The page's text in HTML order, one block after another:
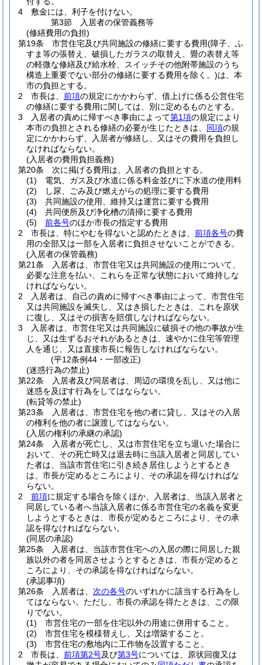
4
敷金には、利子を付けない。
第3節
入居者の保管義務等
(修繕費用の負担)
第19条
市営住宅及び共同施設の修繕に要する費用(障子、ふ
すま等の張替え、破損したガラスの取替え、畳の表替え等
の軽微な修繕及び給水栓、スイッチその他附帯施設のうち
構造上重要でない部分の修繕に要する費用を除く。)は、本
市の負担とする。
2
市長は、 前項の規定にかかわらず、借上げに係る公営住宅
の修繕に要する費用に関しては、別に定めるものとする。
3
入居者の責めに帰すべき事由によって第1項の規定により
本市の負担とされる修繕の必要が生じたときは、 同項の規
定にかかわらず、入居者が修繕し、又はその費用を負担し
なければならない。
(入居者の費用負担義務)
第20条
次に掲げる費用は、入居者の負担とする。
(1)
電気、ガス及び水道に係る料金並びに下水道の使用料
(2)
し尿、ごみ及び燃えがらの処理に要する費用
(3)
共同施設の使用、維持又は運営に要する費用
(4)
共同便所及び浄化槽の清掃に要する費用
(5)
前各号のほか市長の指定する費用
2
市長は、特にやむを得ないと認めたときは、 前項各号の費
用の全部又は一部を入居者に負担させないことができる。
(入居者の保管義務)
第21条
入居者は、市営住宅又は共同施設の使用について、
必要な注意を払い、これらを正常な状態において維持しな
ければならない。
2
入居者は、自己の責めに帰すべき事由によって、市営住宅
又は共同施設を滅失し、又はき損したときは、これを原状
に復し、又はその損害を賠償しなければならない。
3
入居者は、市営住宅又は共同施設に破損その他の事故が生
じ、又は生ずるおそれがあるときは、速やかに住宅等管理
人を通じ、又は直接市長に報告しなければならない。
(平12条例44・一部改正)
(迷惑行為の禁止)
第22条
入居者及び同居者は、周辺の環境を乱し、又は他に
迷惑を及ぼす行為をしてはならない。
(転貸等の禁止)
第23条
入居者は、市営住宅を他の者に貸し、又はその入居
の権利を他の者に譲渡してはならない。
(入居の権利の承継の承認)
第24条
入居者が死亡し、又は市営住宅を立ち退いた場合に
おいて、その死亡時又は退去時に当該入居者と同居してい
た者は、当該市営住宅に引き続き居住しようとするとき
は、市長が定めるところにより、その承認を得なければな
らない。
2
前項に規定する場合を除くほか、入居者は、当該入居者と
同居している者へ当該入居者に係る市営住宅の名義を変更
しようとするときは、市長が定めるところにより、その承
認を得なければならない。
(同居の承認)
第25条
入居者は、当該市営住宅への入居の際に同居した親
族以外の者を同居させようとするときは、市長が定めると
ころにより、その承認を得なければならない。
(承認事項)
第26条
入居者は、 次の各号のいずれかに該当する行為をし
てはならない。 ただし、市長の承認を得たときは、この限
りでない。
(1)
市営住宅の一部を住宅以外の用途に併用すること。
(2)
市営住宅を模様替えし、又は増築すること。
(3)
市営住宅の敷地内に工作物を設置すること。
2
市長は、 前項第2号及び第3号については、原状回復又は